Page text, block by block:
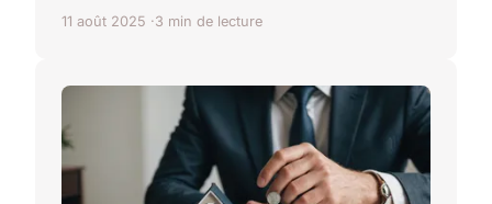
11 août 2025 3 min de lecture